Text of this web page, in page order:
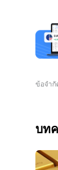
ข้อจำกั
บท